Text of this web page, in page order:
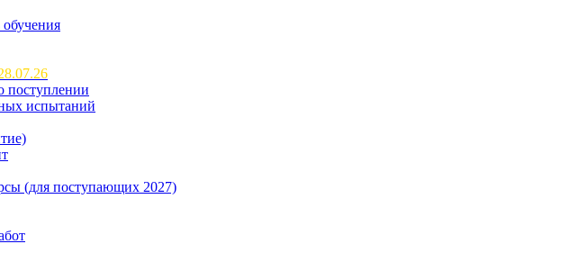
поступлении
испытаний
(для поступающих 2027)